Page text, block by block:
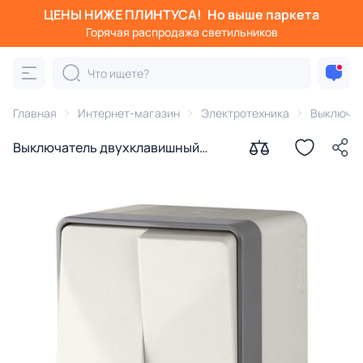
ЦЕНЫ НИЖЕ ПЛИНТУСА! Но выше паркета
Горячая распродажа светильников
Главная Интернет-магазин Электротехника
Выключатель двухклавишный